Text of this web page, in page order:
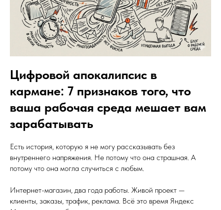
Цифровой апокалипсис в
кармане: 7 признаков того, что
ваша рабочая среда мешает вам
зарабатывать
Есть история, которую я не могу рассказывать без
внутреннего напряжения. Не потому что она страшная. А
потому что она могла случиться с любым.
Интернет-магазин, два года работы. Живой проект —
клиенты, заказы, трафик, реклама. Всё это время Яндекс